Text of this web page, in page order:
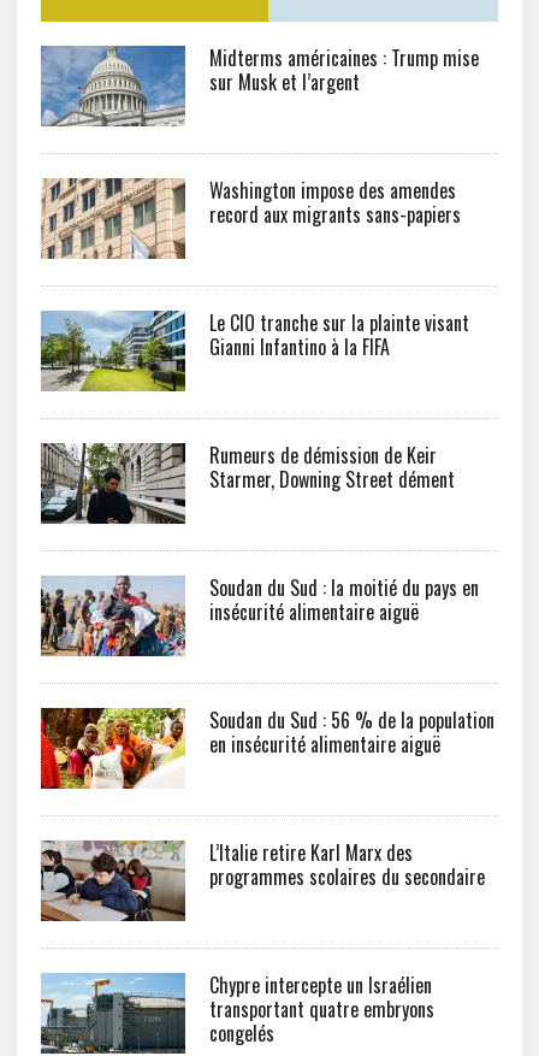
Midterms américaines : Trump mise
sur Musk et l’argent
Washington impose des amendes
record aux migrants sans-papiers
Le CIO tranche sur la plainte visant
Gianni Infantino à la FIFA
Rumeurs de démission de Keir
Starmer, Downing Street dément
Soudan du Sud : la moitié du pays en
insécurité alimentaire aiguë
Soudan du Sud : 56 % de la population
en insécurité alimentaire aiguë
L’Italie retire Karl Marx des
programmes scolaires du secondaire
Chypre intercepte un Israélien
transportant quatre embryons
congelés